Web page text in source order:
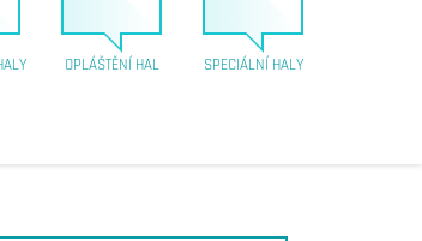
OPLÁŠTĚNÍ HAL SPECIÁLNÍ HALY